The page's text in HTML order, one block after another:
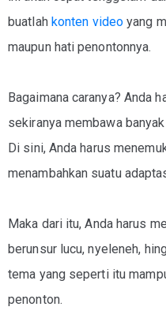
buatlah konten video yang
maupun hati penontonnya.
Bagaimana caranya? Anda
sekiranya membawa
Di sini, Anda harus
menambahkan suatu
Maka dari itu, Anda harus
berunsur lucu, nyeleneh,
tema yang seperti itu
penonton.